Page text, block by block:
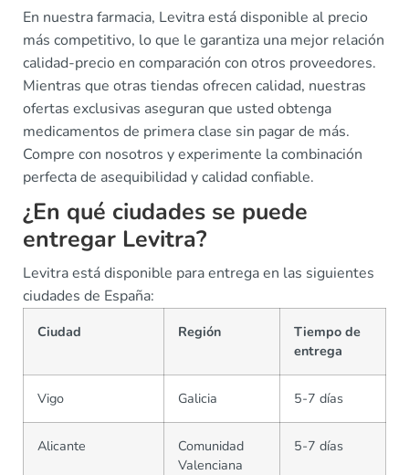
En nuestra farmacia, Levitra está disponible al precio
más competitivo, lo que le garantiza una mejor relación
calidad-precio en comparación con otros proveedores.
Mientras que otras tiendas ofrecen calidad, nuestras
ofertas exclusivas aseguran que usted obtenga
medicamentos de primera clase sin pagar de más.
Compre con nosotros y experimente la combinación
perfecta de asequibilidad y calidad confiable.
¿En qué ciudades se puede
entregar Levitra?
Levitra está disponible para entrega en las siguientes
ciudades de España:
Ciudad Región
Tiempo de
entrega
Vigo Galicia 5-7 días
Alicante
Comunidad
Valenciana
5-7 días